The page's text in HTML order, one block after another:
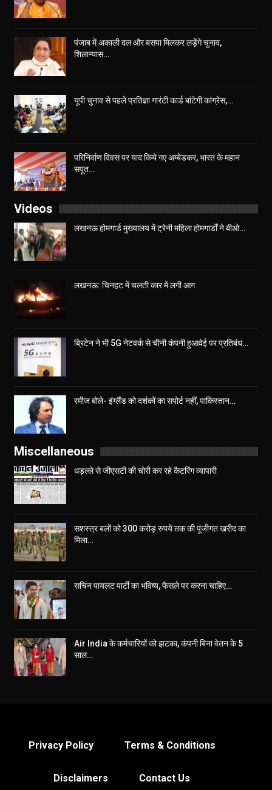
पंजाब में अकाली दल और बसपा मिलकर लड़ेंगे चुनाव,
शिलान्यास…
यूपी चुनाव से पहले प्रतिज्ञा गारंटी कार्ड बांटेगी कांग्रेस,…
परिनिर्वाण दिवस पर याद किये गए अम्बेडकर, भारत के महान
सपूत…
Videos
लखनऊ होमगार्ड मुख्यालय में ट्रेनी महिला होमगार्डों ने बीओ…
लखनऊ: चिनहट में चलती कार में लगी आग
ब्रिटेन ने भी 5G नेटवर्क से चीनी कंपनी हुआवेई पर प्रतिबंध…
रमीज बोले- इंग्लैंड को दर्शकों का सपोर्ट नहीं, पाकिस्तान…
Miscellaneous
धड़ल्ले से जीएसटी की चोरी कर रहे कैटरिंग व्यापारी
सशस्त्र बलों को 300 करोड़ रुपये तक की पूंजीगत खरीद का
मिला…
सचिन पायलट पार्टी का भविष्य, फैसले पर करना चाहिए…
Air India के कर्मचारियों को झटका, कंपनी बिना वेतन के 5
साल…
Privacy Policy Terms & Conditions
Disclaimers Contact Us